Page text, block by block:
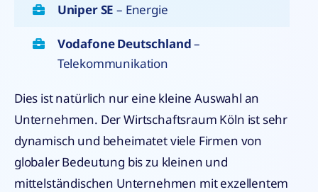
Uniper SE – Energie
Vodafone Deutschland–
Telekommunikation
Dies ist natürlich nur eine kleine Auswahl an
Unternehmen. Der Wirtschaftsraum Köln ist sehr
dynamisch und beheimatet viele Firmen von
globaler Bedeutung bis zu kleinen und
mittelständischen Unternehmen mit exzellentem